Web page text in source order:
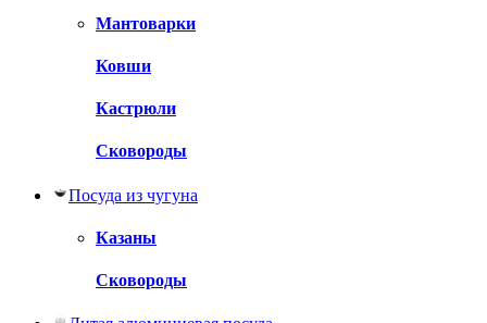
Мантоварки
Ковши
Кастрюли
Сковороды
Посуда из чугуна
Казаны
Сковороды